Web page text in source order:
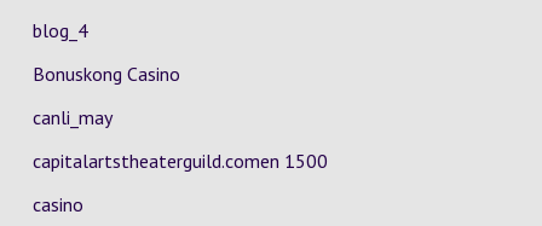
blog_4
Bonuskong Casino
canli_may
capitalartstheaterguild.comen 1500
casino